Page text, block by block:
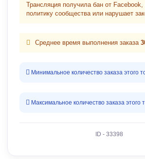
Трансляция получила бан от
политику сообщества или нарушает
Среднее время выполнения заказа
Минимальное количество заказа этого
Максимальное количество заказа этого
ID - 33398